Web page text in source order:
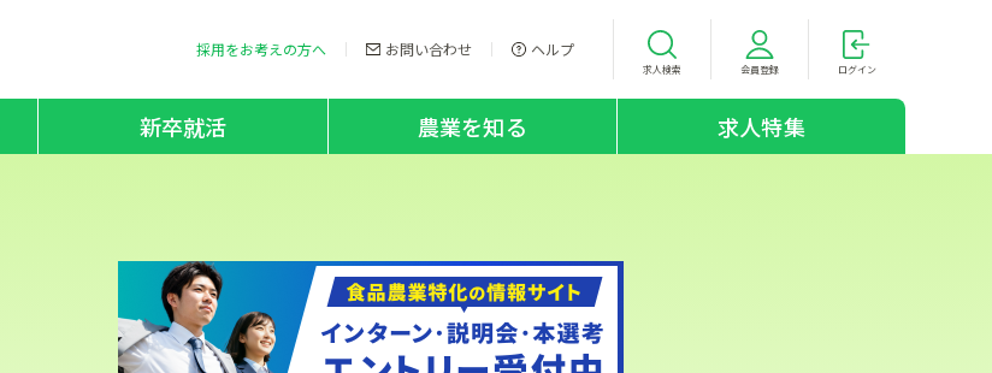
採用をお考えの方へ お問い合わせ ヘルプ
求人検索 会員登録 ログイン
新卒就活 農業を知る 求人特集